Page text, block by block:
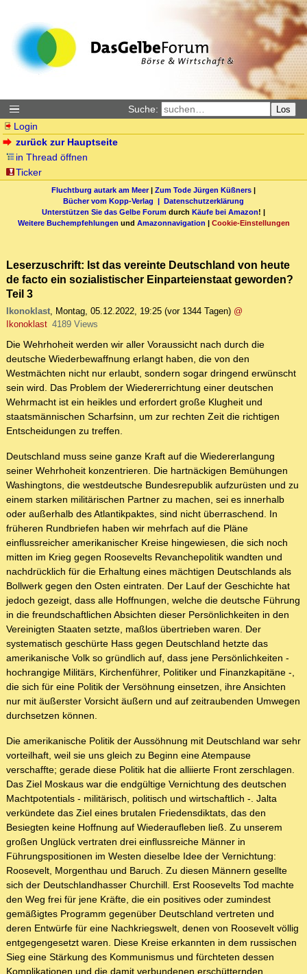
Suche: Los
Login
zurück zur Hauptseite
in Thread öffnen
Ticker
Fluchtburg autark am Meer| Zum Tode Jürgen Küßners |
Bücher vom Kopp-Verlag | Datenschutzerklärung
Unterstützen Sie das Gelbe Forum durch Käufe bei Amazon! |
Weitere Buchempfehlungen und Amazonnavigation | Cookie-Einstellungen
Leserzuschrift: Ist das vereinte Deutschland von heute
de facto ein sozialistischer Einparteienstaat geworden?
Teil 3
Ikonoklast, Montag, 05.12.2022, 19:25 (vor 1344 Tagen) @
Ikonoklast 4189 Views
Die Wehrhoheit werden wir aller Voraussicht nach durch die
deutsche Wiederbewaffnung erlangt haben, die von den
Westmächten nicht nur erlaubt, sondern sogar dringend erwünscht
sein wird. Das Problem der Wiedererrichtung einer deutschen
Wehrmacht ist ein heikles und erfordert große Klugheit und
staatsmännischen Scharfsinn, um zur rechten Zeit die richtigen
Entscheidungen zu treffen.
Deutschland muss seine ganze Kraft auf die Wiedererlangung
seiner Wehrhoheit konzentrieren. Die hartnäckigen Bemühungen
Washingtons, die westdeutsche Bundesrepublik aufzurüsten und zu
einem starken militärischen Partner zu machen, sei es innerhalb
oder außerhalb des Atlantikpaktes, sind nicht überraschend. In
früheren Rundbriefen haben wir mehrfach auf die Pläne
einflussreicher amerikanischer Kreise hingewiesen, die sich noch
mitten im Krieg gegen Roosevelts Revanchepolitik wandten und
nachdrücklich für die Erhaltung eines mächtigen Deutschlands als
Bollwerk gegen den Osten eintraten. Der Lauf der Geschichte hat
jedoch gezeigt, dass alle Hoffnungen, welche die deutsche Führung
in die freundschaftlichen Absichten dieser Persönlichkeiten in den
Vereinigten Staaten setzte, maßlos übertrieben waren. Der
systematisch geschürte Hass gegen Deutschland hetzte das
amerikanische Volk so gründlich auf, dass jene Persönlichkeiten -
hochrangige Militärs, Kirchenführer, Politiker und Finanzkapitäne -,
die sich für eine Politik der Versöhnung einsetzen, ihre Ansichten
nur mit äußerster Vorsicht äußern und auf zeitraubenden Umwegen
durchsetzen können.
Die amerikanische Politik der Aussöhnung mit Deutschland war sehr
vorteilhaft, weil sie uns gleich zu Beginn eine Atempause
verschaffte; gerade diese Politik hat die alliierte Front zerschlagen.
Das Ziel Moskaus war die endgültige Vernichtung des deutschen
Machtpotentials - militärisch, politisch und wirtschaftlich -. Jalta
verkündete das Ziel eines brutalen Friedensdiktats, das den
Besiegten keine Hoffnung auf Wiederaufleben ließ. Zu unserem
großen Unglück vertraten drei einflussreiche Männer in
Führungspositionen im Westen dieselbe Idee der Vernichtung:
Roosevelt, Morgenthau und Baruch. Zu diesen Männern gesellte
sich der Deutschlandhasser Churchill. Erst Roosevelts Tod machte
den Weg frei für jene Kräfte, die ein positives oder zumindest
gemäßigtes Programm gegenüber Deutschland vertreten und
deren Entwürfe für eine Nachkriegswelt, denen von Roosevelt völlig
entgegengesetzt waren. Diese Kreise erkannten in dem russischen
Sieg eine Stärkung des Kommunismus und fürchteten dessen
Komplikationen und die damit verbundenen erschütternden